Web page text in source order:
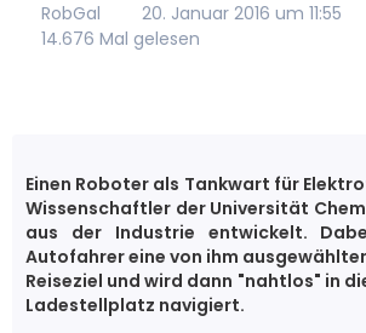
RobGal 20. Januar 2016 um 11:55
14.676 Mal gelesen
Einen Roboter als Tankwart für
Wissenschaftler der Universität
aus der Industrie entwickelt.
Autofahrer eine von ihm
Reiseziel und wird dann "nahtlos" in
Ladestellplatz navigiert.